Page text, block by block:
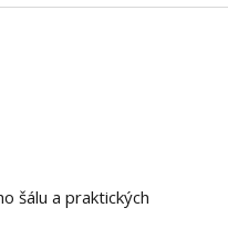
šálu a praktických